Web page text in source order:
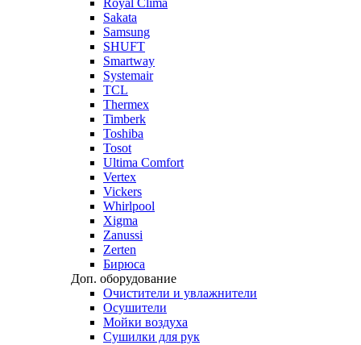
Royal Clima
Sakata
Samsung
SHUFT
Smartway
Systemair
TCL
Thermex
Timberk
Toshiba
Tosot
Ultima Comfort
Vertex
Vickers
Whirlpool
Xigma
Zanussi
Zerten
Бирюса
Доп. оборудование
Очистители и увлажнители
Осушители
Мойки воздуха
Сушилки для рук